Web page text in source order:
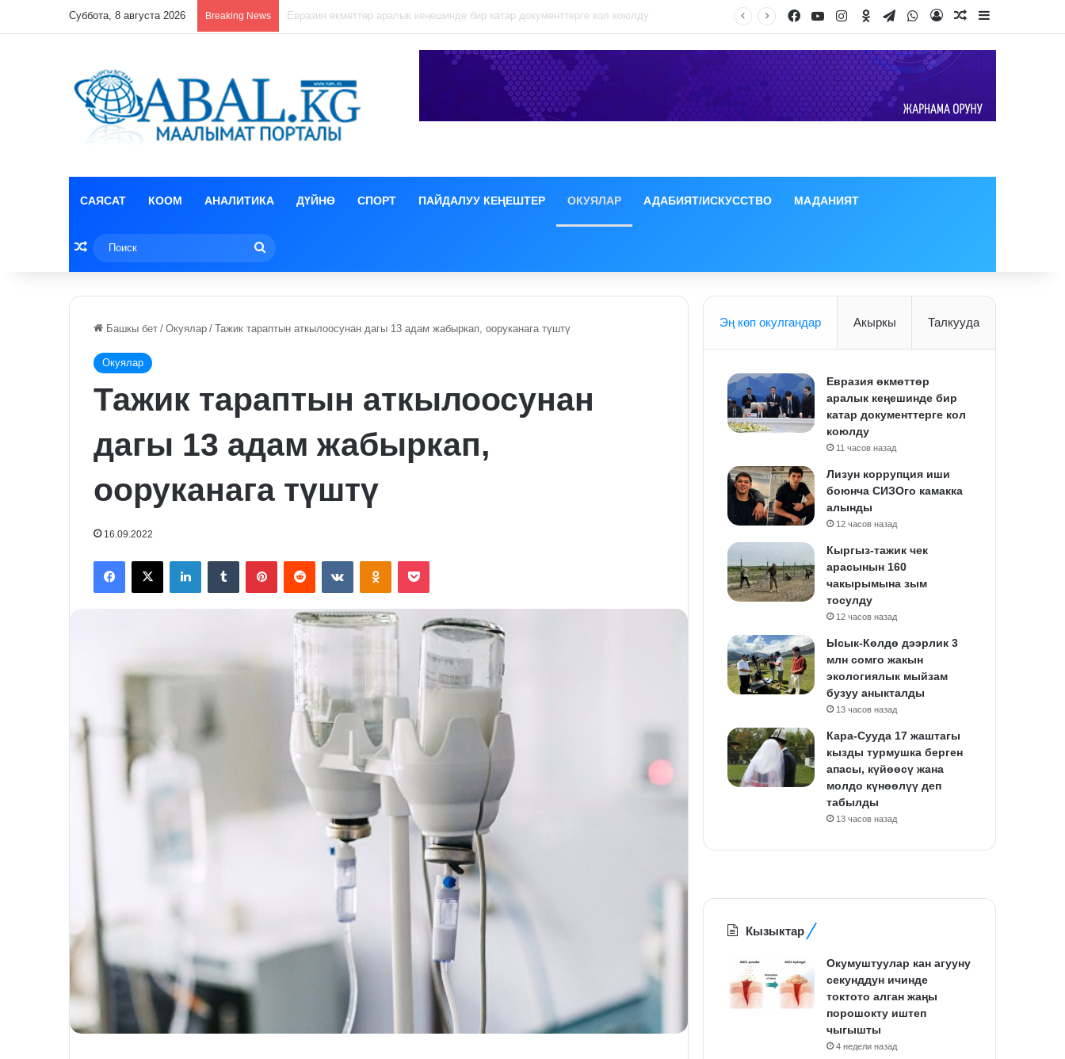
Суббота, 8 августа 2026 Breaking News Лизун коррупция иши боюнча СИЗОго камакка алынды Facebook
YouTubeInstagram
Odnoklassniki
TelegramWhatsApp
Log InRandom Article
Sidebar
САЯСАТ КООМ АНАЛИТИКА ДҮЙНӨ СПОРТ ПАЙДАЛУУ КЕҢЕШТЕР ОКУЯЛАР АДАБИЯТ/ИСКУССТВО МАДАНИЯТ
Random Article
Башкы бет / Окуялар / Тажик тараптын аткылоосунан дагы 13 адам жабыркап, ооруканага түштү
Окуялар
Тажик тараптын аткылоосунан
дагы 13 адам жабыркап,
ооруканага түштү
16.09.2022
FacebookX LinkedInTumblr PinterestReddit VKontakteOdnoklassniki
Pocket
Эң көп окулгандар Акыркы Талкууда
Евразия өкмөттөр
аралык кеңешинде бир
катар документтерге кол
коюлду
11 часов назад
Лизун коррупция иши
боюнча СИЗОго камакка
алынды
12 часов назад
Кыргыз-тажик чек
арасынын 160
чакырымына зым
тосулду
12 часов назад
Ысык-Көлдө дээрлик 3
млн сомго жакын
экологиялык мыйзам
бузуу аныкталды
13 часов назад
Кара-Сууда 17 жаштагы
кызды турмушка берген
апасы, күйөөсү жана
молдо күнөөлүү деп
табылды
13 часов назад
Кызыктар
Окумуштуулар кан агууну
секунддун ичинде
токтото алган жаңы
порошокту иштеп
чыгышты
4 недели назад